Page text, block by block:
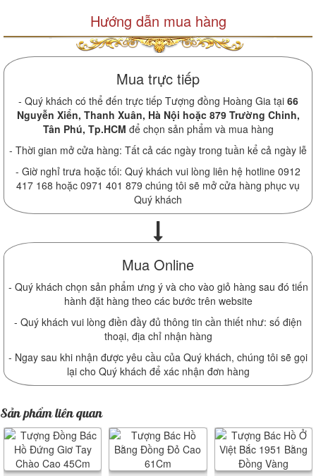
Hướng dẫn mua hàng
Mua trực tiếp
- Quý khách có thể đến trực tiếp Tượng đồng Hoàng Gia tại 66
Nguyễn Xiển, Thanh Xuân, Hà Nội hoặc 879 Trường Chinh,
Tân Phú, Tp.HCM để chọn sản phẩm và mua hàng
- Thời gian mở cửa hàng: Tất cả các ngày trong tuần kể cả ngày lễ
- Giờ nghỉ trưa hoặc tối: Quý khách vui lòng liên hệ hotline 0912
417 168 hoặc 0971 401 879 chúng tôi sẽ mở cửa hàng phục vụ
Quý khách
Mua Online
- Quý khách chọn sản phẩm ưng ý và cho vào giỏ hàng sau đó tiến
hành đặt hàng theo các bước trên website
- Quý khách vui lòng điền đầy đủ thông tin cần thiết như: số điện
thoại, địa chỉ nhận hàng
- Ngay sau khi nhận được yêu cầu của Quý khách, chúng tôi sẽ gọi
lại cho Quý khách để xác nhận đơn hàng
Sản phẩm liên quan